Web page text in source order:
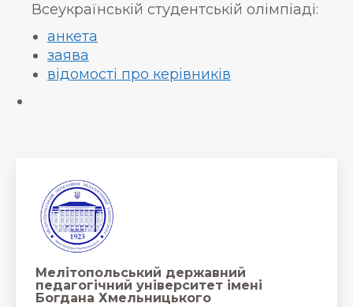
Всеукраїнській студентській олімпіаді:
анкета
заява
відомості про керівників
Мелітопольський державний
педагогічний університет імені
Богдана Хмельницького